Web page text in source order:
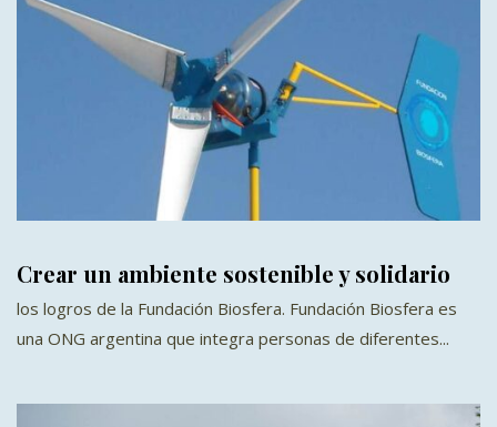
Crear un ambiente sostenible y solidario
los logros de la Fundación Biosfera. Fundación Biosfera es
una ONG argentina que integra personas de diferentes...